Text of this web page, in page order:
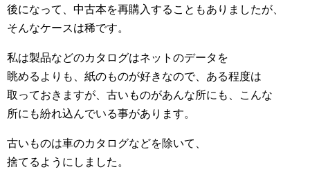
後になって、中古本を再購入することもありましたが、
そんなケースは稀です。
私は製品などのカタログはネットのデータを
眺めるよりも、紙のものが好きなので、ある程度は
取っておきますが、古いものがあんな所にも、こんな
所にも紛れ込んでいる事があります。
古いものは車のカタログなどを除いて、
捨てるようにしました。